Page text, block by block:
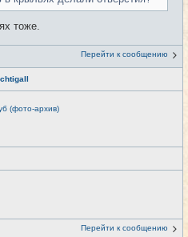
тоже.
Перейти к сообщению
(фото-архив)
Перейти к сообщению